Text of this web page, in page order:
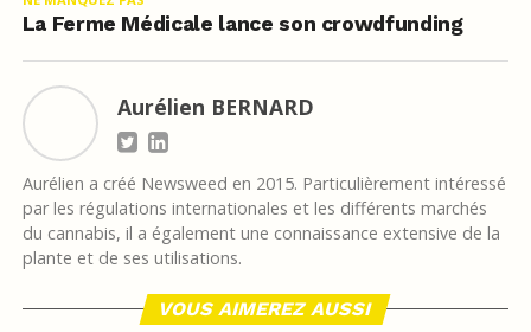
La Ferme Médicale lance son crowdfunding
Aurélien BERNARD
Aurélien a créé Newsweed en 2015. Particulièrement intéressé
par les régulations internationales et les différents marchés
du cannabis, il a également une connaissance extensive de la
plante et de ses utilisations.
VOUS AIMEREZ AUSSI